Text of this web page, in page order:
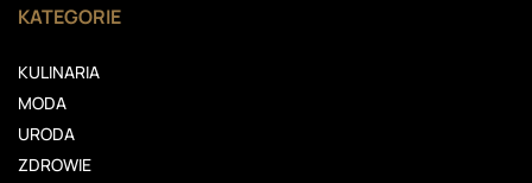
KATEGORIE
KULINARIA
MODA
URODA
ZDROWIE